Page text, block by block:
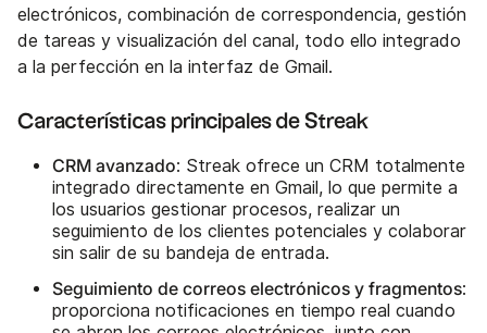
electrónicos, combinación de correspondencia, gestión
de tareas y visualización del canal, todo ello integrado
a la perfección en la interfaz de Gmail.
Características principales de Streak
CRM avanzado: Streak ofrece un CRM totalmente
integrado directamente en Gmail, lo que permite a
los usuarios gestionar procesos, realizar un
seguimiento de los clientes potenciales y colaborar
sin salir de su bandeja de entrada.
Seguimiento de correos electrónicos y fragmentos:
proporciona notificaciones en tiempo real cuando